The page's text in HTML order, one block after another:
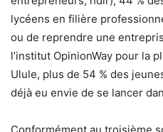
lycéens en filière
ou de reprendre une
l’institut OpinionWay pour la
Ulule, plus de 54 % des
déjà eu envie de se lancer